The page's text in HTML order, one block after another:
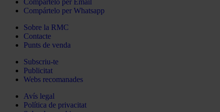
Compártelo per Email
Compártelo per Whatsapp
Sobre la RMC
Contacte
Punts de venda
Subscriu-te
Publicitat
Webs recomanades
Avís legal
Política de privacitat